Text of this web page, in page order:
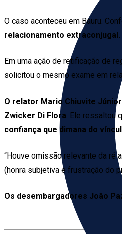
O caso aconteceu em Bauru.
relacionamento extraconjugal.
Em uma ação de retificação de
solicitou o mesmo exame em
O relator Mario Chiuvite Júnior
Zwicker Di Flora. Ele ressaltou
confiança que dimana do
“Houve omissão relevante da
(honra subjetiva e frustração do
Os desembargadores João